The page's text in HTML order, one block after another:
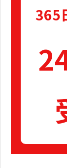
365